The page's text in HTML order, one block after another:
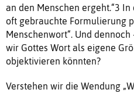
an den Menschen ergeht.“3
oft gebrauchte Formulierung
Menschenwort“. Und
wir Gottes Wort als eigene
objektivieren könnten?
Verstehen wir die Wendung